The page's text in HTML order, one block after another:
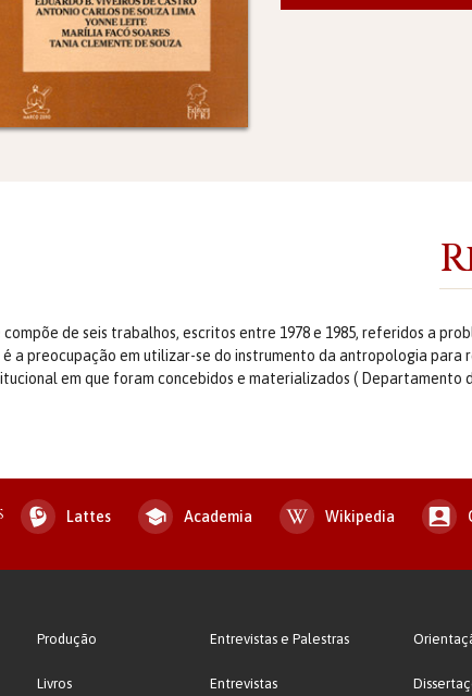
compõe de seis trabalhos, escritos entre 1978 e 1985, referidos a
é a preocupação em utilizar-se do instrumento da antropologia
em que foram concebidos e materializados (
Lattes Academia Wikipedia
Produção
Livros
Entrevistas e Palestras
Entrevistas